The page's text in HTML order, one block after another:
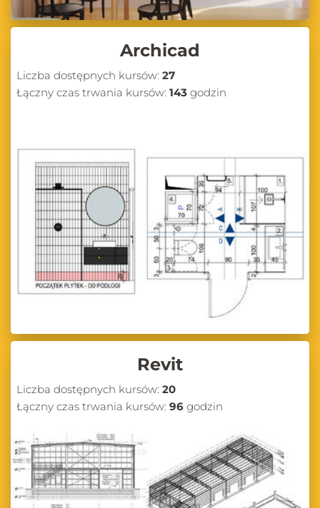
Archicad
Liczba dostępnych kursów: 27
Łączny czas trwania kursów: 143 godzin
Revit
Liczba dostępnych kursów: 20
Łączny czas trwania kursów: 96 godzin